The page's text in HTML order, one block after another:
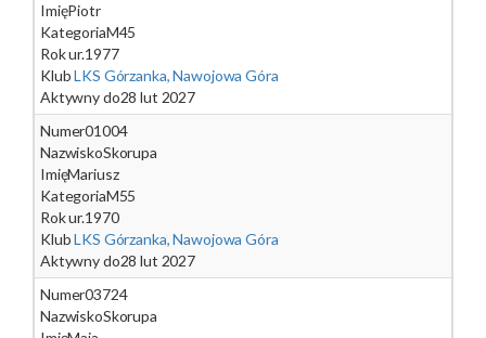
ImięPiotr
KategoriaM45
Rok ur.1977
KlubLKS Górzanka, Nawojowa Góra
Aktywny do28 lut 2027
Numer01004
NazwiskoSkorupa
ImięMariusz
KategoriaM55
Rok ur.1970
KlubLKS Górzanka, Nawojowa Góra
Aktywny do28 lut 2027
Numer03724
NazwiskoSkorupa